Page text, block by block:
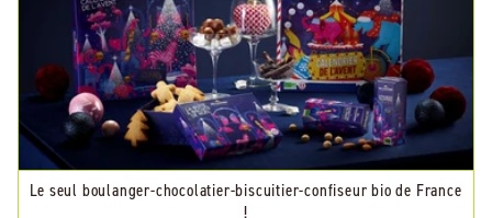
Le seul boulanger-chocolatier-biscuitier-confiseur bio de France
!